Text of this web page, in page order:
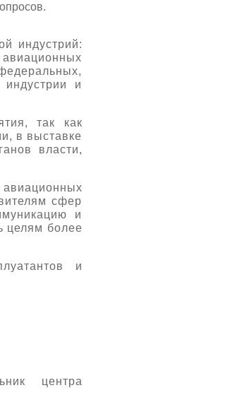
индустрий:
авиационных
и
так как
в выставке
власти,
сфер
и
целям более
и
центра